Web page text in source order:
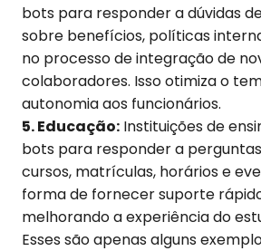
bots para responder a dúvidas
sobre benefícios, políticas
no processo de integração de
colaboradores. Isso otimiza o
autonomia aos funcionários.
5. Educação: Instituições de
bots para responder a
cursos, matrículas, horários e
forma de fornecer suporte
melhorando a experiência do
Esses são apenas alguns